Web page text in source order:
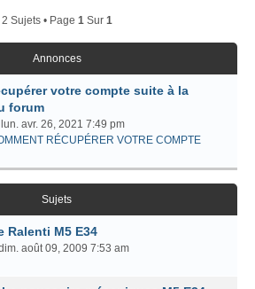
2 Sujets • Page 1Sur 1
Annonces
votre compte suite à la
forum
avr. 26, 2021 7:49 pm
RÉCUPÉRER VOTRE COMPTE
Sujets
Ralenti M5 E34
août 09, 2009 7:53 am